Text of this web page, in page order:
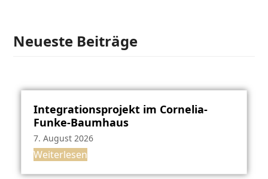
Neueste Beiträge
Integrationsprojekt im Cornelia-
Funke-Baumhaus
7. August 2026
Weiterlesen